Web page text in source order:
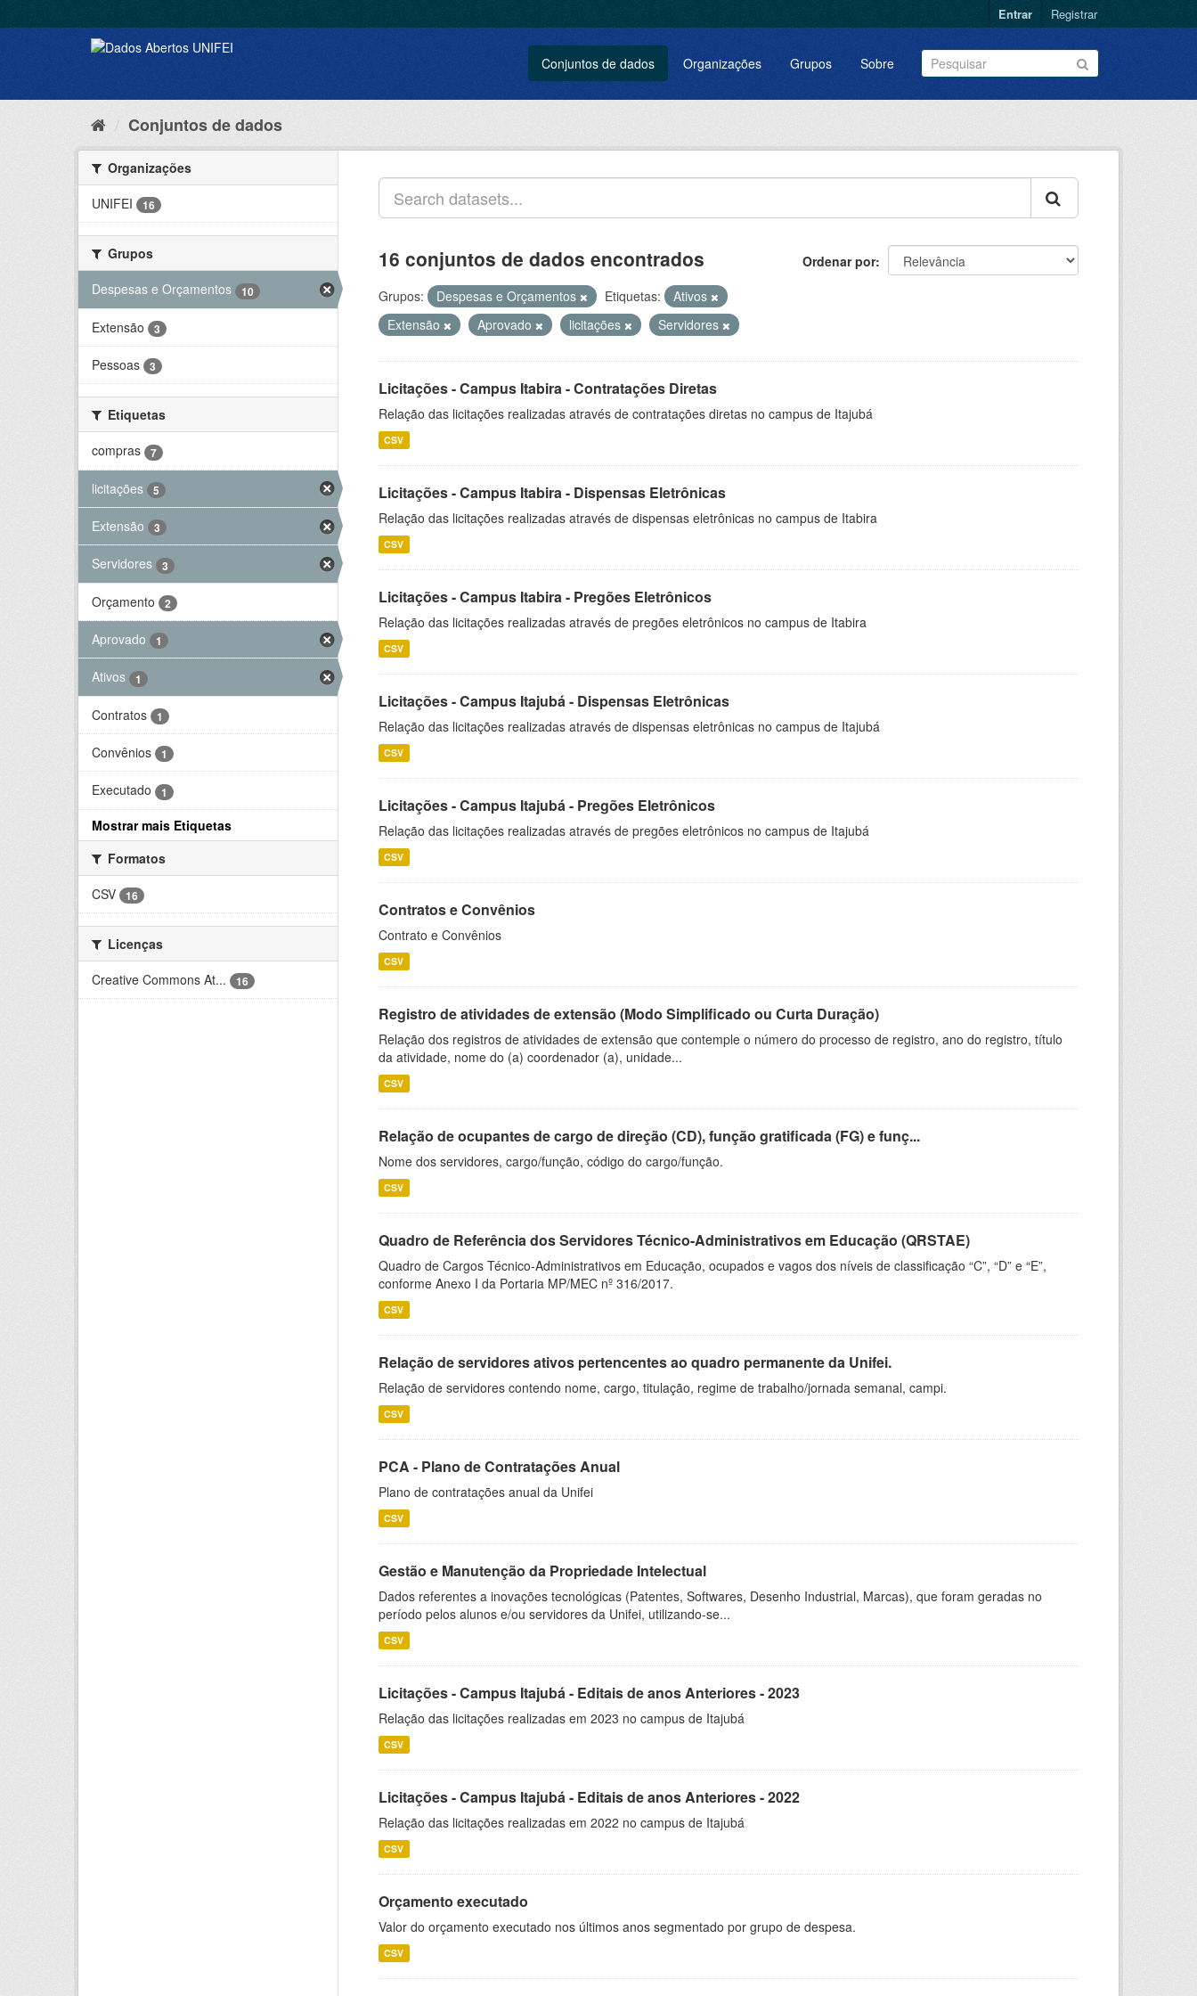
Entrar Registrar
Conjuntos de dados Organizações Grupos Sobre
Conjuntos de dados
Organizações
UNIFEI
16
Grupos
Despesas e Orçamentos
10
Extensão 3
Pessoas 3
Etiquetas
compras
7
licitações 5
Extensão 3
Servidores 3
Orçamento 2
Aprovado 1
Ativos 1
Contratos 1
Convênios 1
Executado 1
Mostrar mais Etiquetas
Formatos
CSV
16
Licenças
Creative Commons At...
16
Ordenar por
16 conjuntos de dados encontrados
Grupos: Despesas e Orçamentos Etiquetas:
Ativos
Extensão
Aprovado licitações Servidores
Licitações - Campus Itabira - Contratações Diretas
Relação das licitações realizadas através de contratações diretas no campus de Itajubá
CSV
Licitações - Campus Itabira - Dispensas Eletrônicas
Relação das licitações realizadas através de dispensas eletrônicas no campus de Itabira
CSV
Licitações - Campus Itabira - Pregões Eletrônicos
Relação das licitações realizadas através de pregões eletrônicos no campus de Itabira
CSV
Licitações - Campus Itajubá - Dispensas Eletrônicas
Relação das licitações realizadas através de dispensas eletrônicas no campus de Itajubá
CSV
Licitações - Campus Itajubá - Pregões Eletrônicos
Relação das licitações realizadas através de pregões eletrônicos no campus de Itajubá
CSV
Contratos e Convênios
Contrato e Convênios
CSV
Registro de atividades de extensão (Modo Simplificado ou Curta Duração)
Relação dos registros de atividades de extensão que contemple o número do processo de registro, ano do registro, título
da atividade, nome do (a) coordenador (a), unidade...
CSV
Relação de ocupantes de cargo de direção (CD), função gratificada (FG) e funç...
Nome dos servidores, cargo/função, código do cargo/função.
CSV
Quadro de Referência dos Servidores Técnico-Administrativos em Educação (QRSTAE)
Quadro de Cargos Técnico-Administrativos em Educação, ocupados e vagos dos níveis de classificação “C”, “D” e “E”,
conforme Anexo I da Portaria MP/MEC nº 316/2017.
CSV
Relação de servidores ativos pertencentes ao quadro permanente da Unifei.
Relação de servidores contendo nome, cargo, titulação, regime de trabalho/jornada semanal, campi.
CSV
PCA - Plano de Contratações Anual
Plano de contratações anual da Unifei
CSV
Gestão e Manutenção da Propriedade Intelectual
Dados referentes a inovações tecnológicas (Patentes, Softwares, Desenho Industrial, Marcas), que foram geradas no
período pelos alunos e/ou servidores da Unifei, utilizando-se...
CSV
Licitações - Campus Itajubá - Editais de anos Anteriores - 2023
Relação das licitações realizadas em 2023 no campus de Itajubá
CSV
Licitações - Campus Itajubá - Editais de anos Anteriores - 2022
Relação das licitações realizadas em 2022 no campus de Itajubá
CSV
Orçamento executado
Valor do orçamento executado nos últimos anos segmentado por grupo de despesa.
CSV